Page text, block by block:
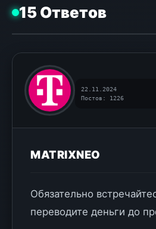
15 Ответов
22.11.2024
Постов: 1226
MATRIXNEO
Обязательно
переводите деньги до